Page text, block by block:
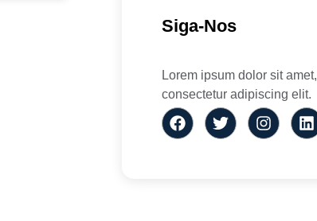
Siga-Nos
Lorem ipsum dolor sit amet,
consectetur adipiscing elit.